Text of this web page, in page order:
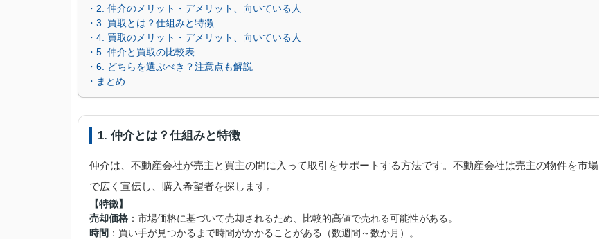
・2. 仲介のメリット・デメリット、向いている人
・3. 買取とは？仕組みと特徴
・4. 買取のメリット・デメリット、向いている人
・5. 仲介と買取の比較表
・6. どちらを選ぶべき？注意点も解説
・まとめ
1. 仲介とは？仕組みと特徴
仲介は、不動産会社が売主と買主の間に入って取引をサポートする方法です。不動産会社は売主の物件を市場
で広く宣伝し、購入希望者を探します。
【特徴】
売却価格 ：市場価格に基づいて売却されるため、比較的高値で売れる可能性がある。
時間 ：買い手が見つかるまで時間がかかることがある（数週間～数か月）。